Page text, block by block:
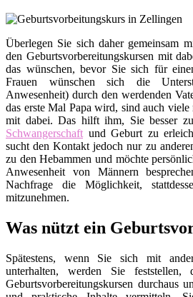
Überlegen Sie sich daher gemeinsam
den Geburtsvorbereitungskursen mit
das wünschen, bevor Sie sich für
Frauen wünschen sich die
Anwesenheit) durch den werdenden
das erste Mal Papa wird, sind auch
mit dabei. Das hilft ihm, Sie besser
Schwangerschaft und Geburt zu
sucht den Kontakt jedoch nur zu
zu den Hebammen und möchte
Anwesenheit von Männern
Nachfrage die Möglichkeit,
mitzunehmen.
Was nützt ein
Spätestens, wenn Sie sich mit
unterhalten, werden Sie feststellen,
Geburtsvorbereitungskursen durchaus